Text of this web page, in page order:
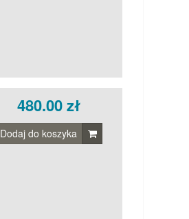
480.00 zł
Dodaj do koszyka